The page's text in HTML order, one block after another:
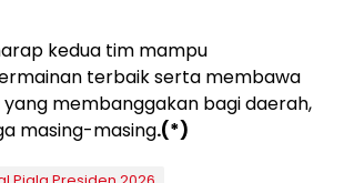
kedua tim mampu
terbaik serta membawa
membanggakan bagi daerah,
masing-masing.(*)